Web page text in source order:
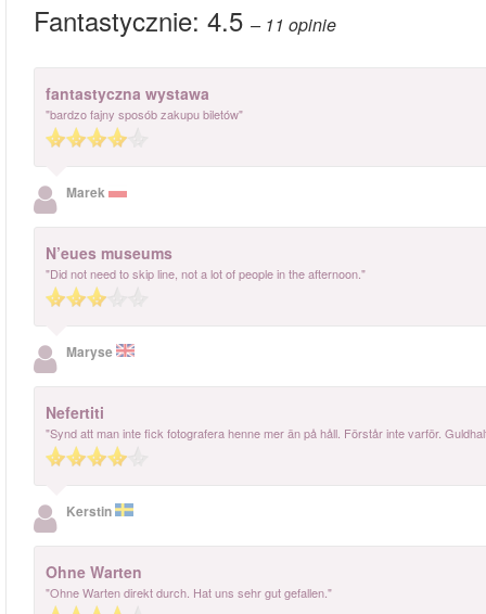
Fantastycznie: 4.5 – 11 opinie
fantastyczna wystawa
"bardzo fajny sposób zakupu biletów"
Marek
N’eues museums
"Did not need to skip line, not a lot of people in the afternoon."
Maryse
Nefertiti
"Synd att man inte fick fotografera henne mer än på håll. Förstår inte varför.
Kerstin
Ohne Warten
"Ohne Warten direkt durch. Hat uns sehr gut gefallen."